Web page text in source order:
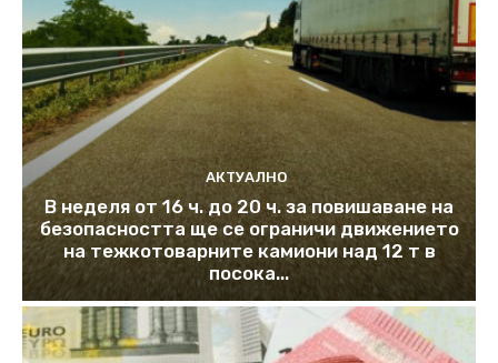
АКТУАЛНО
В неделя от 16 ч. до 20 ч. за повишаване на
безопасността ще се ограничи движението
на тежкотоварните камиони над 12 т в
посока...